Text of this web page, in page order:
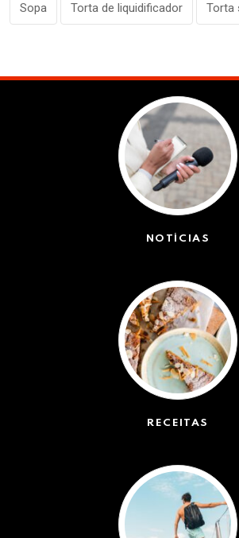
Sopa Torta de liquidificador Torta
NOTÍCIAS
RECEITAS